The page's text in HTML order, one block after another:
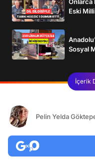
Eski
Sosyal
İçerik
Pelin Yelda